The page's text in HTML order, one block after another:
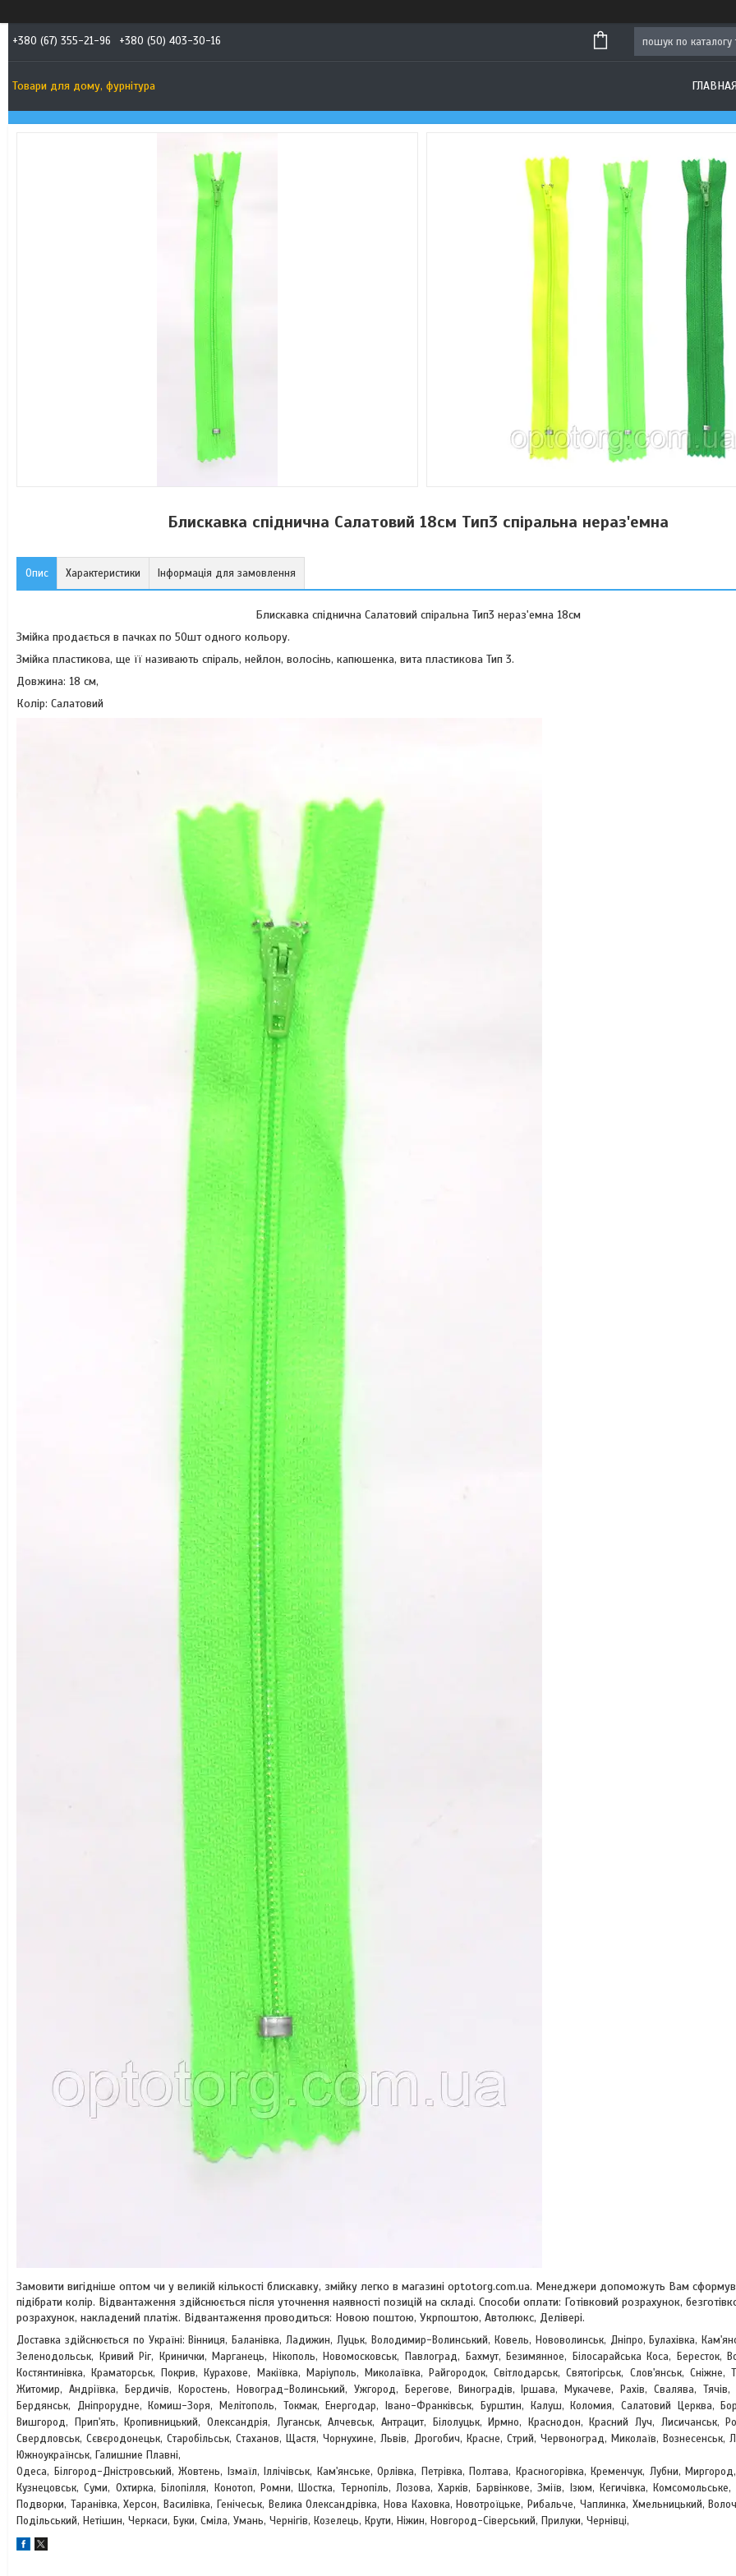
+380 (67) 355-21-96 +380 (50) 403-30-16
Товари для дому, фурнітура ГЛАВНАЯ
Блискавка спіднична Салатовий 18см Тип3 спіральна нераз'емна
Опис Характеристики Інформація для замовлення
Блискавка спіднична Салатовий спіральна Тип3 нераз'емна 18см
Змійка продається в пачках по 50шт одного кольору.
Змійка пластикова, ще її називають спіраль, нейлон, волосінь, капюшенка, вита пластикова Тип 3.
Довжина: 18 см,
Колір: Салатовий
Замовити вигідніше оптом чи у великій кількості блискавку, змійку легко в магазині optotorg.com.ua. Менеджери допоможуть Вам
підібрати колір. Відвантаження здійснюється після уточнення наявності позицій на складі. Способи оплати: Готівковий розрахунок,
розрахунок, накладений платіж. Відвантаження проводиться: Новою поштою, Укрпоштою, Автолюкс, Делівері.
Доставка здійснюється по Україні: Вінниця, Баланівка, Ладижин, Луцьк, Володимир-Волинський, Ковель, Нововолинськ, Дніпро, Булахівка,
Зеленодольськ, Кривий Ріг, Кринички, Марганець, Нікополь, Новомосковськ, Павлоград, Бахмут, Безимянное, Білосарайська Коса, Бересток,
Костянтинівка, Краматорськ, Покрив, Курахове, Макіївка, Маріуполь, Миколаївка, Райгородок, Світлодарськ, Святогірськ, Слов'янськ, Сніжне,
Житомир, Андріївка, Бердичів, Коростень, Новоград-Волинський, Ужгород, Берегове,
Виноградів, Іршава, Мукачеве, Рахів, Свалява, Тячів,
Бердянськ, Дніпрорудне, Комиш-Зоря, Мелітополь, Токмак, Енергодар, Івано-Франківськ, Бурштин, Калуш, Коломия, Салатовий Церква,
Вишгород, Прип'ять, Кропивницький, Олександрія, Луганськ, Алчевськ, Антрацит, Білолуцьк, Ирмно, Краснодон, Красний Луч, Лисичанськ,
Свердловськ, Сєвєродонецьк, Старобільськ, Стаханов, Щастя, Чорнухине, Львів, Дрогобич, Красне, Стрий, Червоноград, Миколаїв, Вознесенськ,
Южноукраїнськ, Галишние Плавні,
Одеса, Білгород-Дністровський, Жовтень, Ізмаїл, Іллічівськ, Кам'янське, Орлівка, Петрівка, Полтава, Красногорівка, Кременчук, Лубни,
Кузнецовськ, Суми, Охтирка, Білопілля, Конотоп, Ромни, Шостка, Тернопіль, Лозова, Харків, Барвінкове, Зміїв, Ізюм, Кегичівка,
Подворки, Таранівка, Херсон, Василівка, Генічеськ, Велика Олександрівка, Нова Каховка, Новотроїцьке, Рибальче, Чаплинка, Хмельницький,
Подільський, Нетішин, Черкаси, Буки, Сміла, Умань, Чернігів, Козелець, Крути, Ніжин, Новгород-Сіверський, Прилуки, Чернівці,